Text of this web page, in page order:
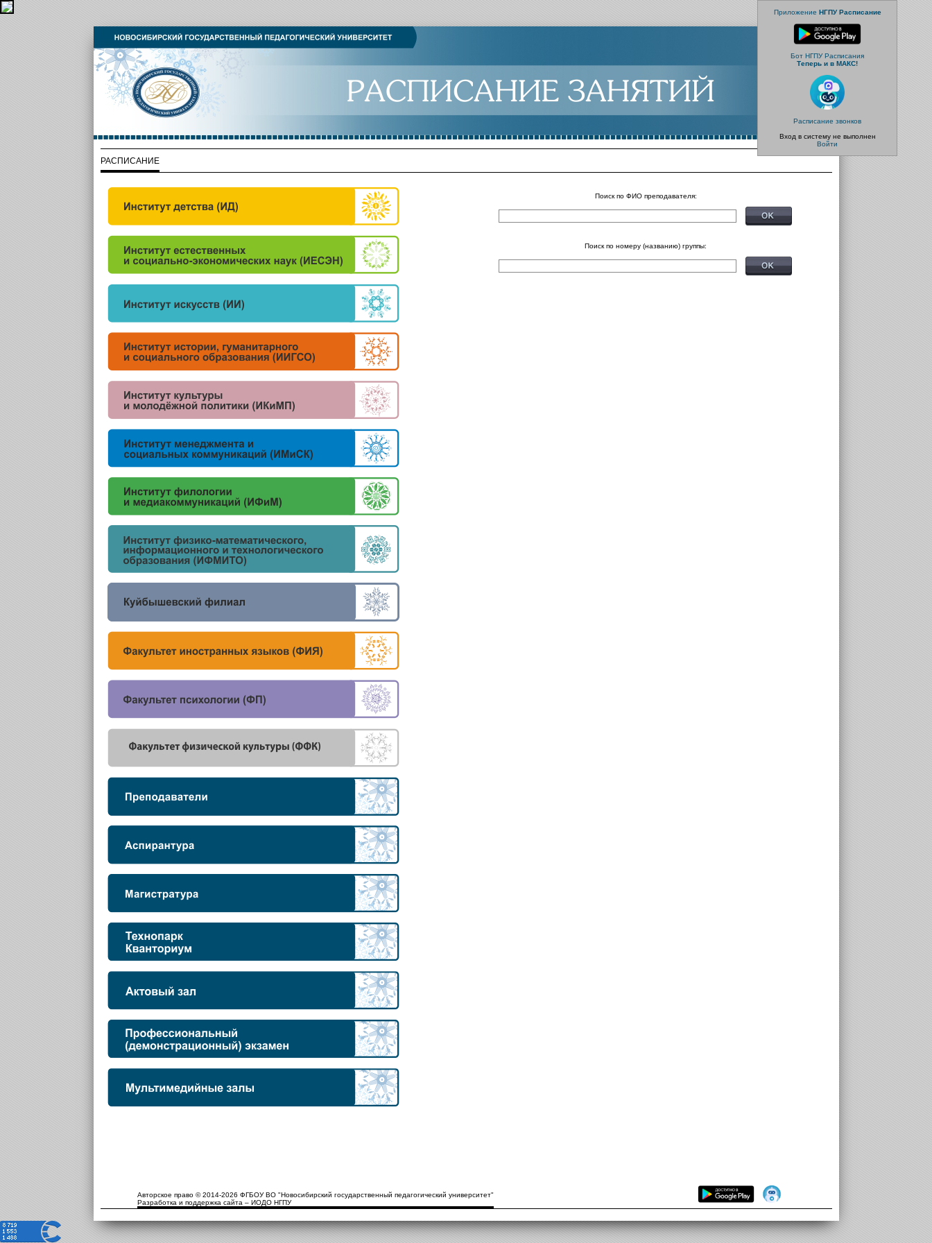
Приложение НГПУ Расписание
Бот НГПУ Расписания
Теперь и в МАКС!
Расписание звонков
Вход в систему не выполнен
Войти
РАСПИСАНИЕ
Поиск по ФИО преподавателя:
Поиск по номеру (названию) группы:
Авторское право © 2014-2026 ФГБОУ ВО "Новосибирский государственный педагогический университет"
Разработка и поддержка сайта – ИОДО НГПУ